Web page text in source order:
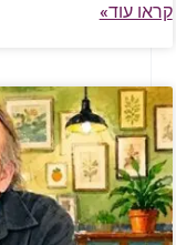
קראו עוד»